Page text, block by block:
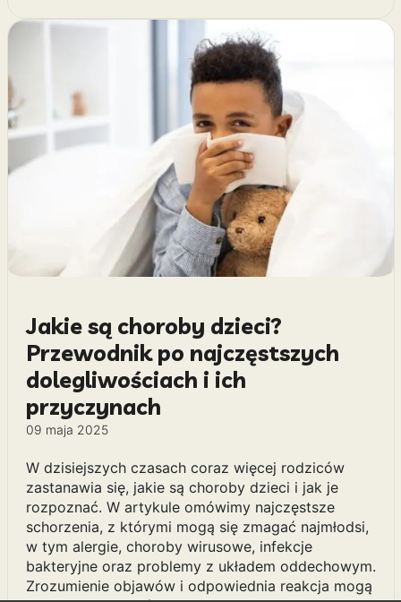
Jakie są choroby dzieci?
Przewodnik po najczęstszych
dolegliwościach i ich
przyczynach
09 maja 2025
W dzisiejszych czasach coraz więcej rodziców
zastanawia się, jakie są choroby dzieci i jak je
rozpoznać. W artykule omówimy najczęstsze
schorzenia, z którymi mogą się zmagać najmłodsi,
w tym alergie, choroby wirusowe, infekcje
bakteryjne oraz problemy z układem oddechowym.
Zrozumienie objawów i odpowiednia reakcja mogą